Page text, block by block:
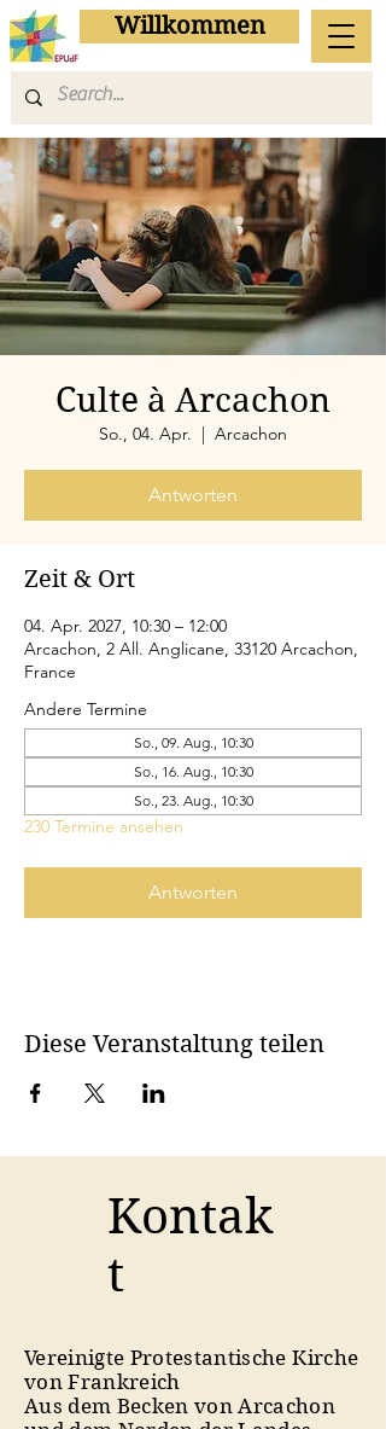
Willkommen
Culte à Arcachon
So., 04. Apr.
  |
Arcachon
Antworten
Zeit & Ort
04. Apr. 2027, 10:30 – 12:00
Arcachon, 2 All. Anglicane, 33120 Arcachon,
France
Andere Termine
So., 09. Aug., 10:30
So., 16. Aug., 10:30
So., 23. Aug., 10:30
230 Termine ansehen
Antworten
Diese Veranstaltung teilen
Kontak
t
Vereinigte Protestantische Kirche
von Frankreich
Aus dem Becken von Arcachon